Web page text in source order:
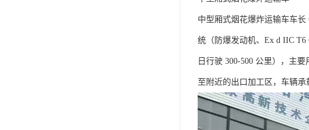
中型厢式烟花爆炸运输车车
统（防爆发动机、Ex d IIC
日行驶 300-500 公里），主
至附近的出口加工区，车辆承